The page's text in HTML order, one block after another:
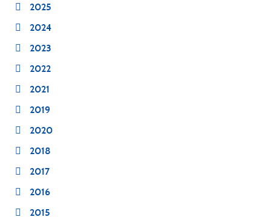
2025
2024
2023
2022
2021
2019
2020
2018
2017
2016
2015